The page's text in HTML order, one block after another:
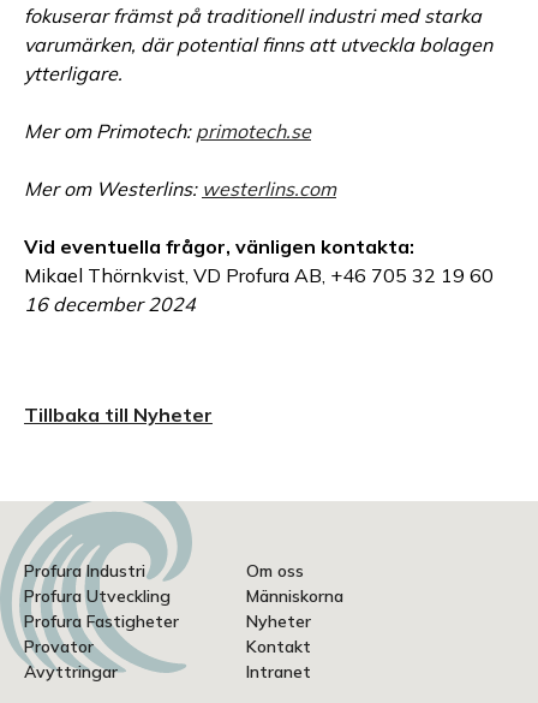
fokuserar främst på traditionell industri med starka
varumärken, där potential finns att utveckla bolagen
ytterligare.
Mer om Primotech: primotech.se
Mer om Westerlins: westerlins.com
Vid eventuella frågor, vänligen kontakta:
Mikael Thörnkvist, VD Profura AB, +46 705 32 19 60
16 december 2024
Tillbaka till Nyheter
Profura Industri
Profura Utveckling
Profura Fastigheter
Provator
Avyttringar
Om oss
Människorna
Nyheter
Kontakt
Intranet